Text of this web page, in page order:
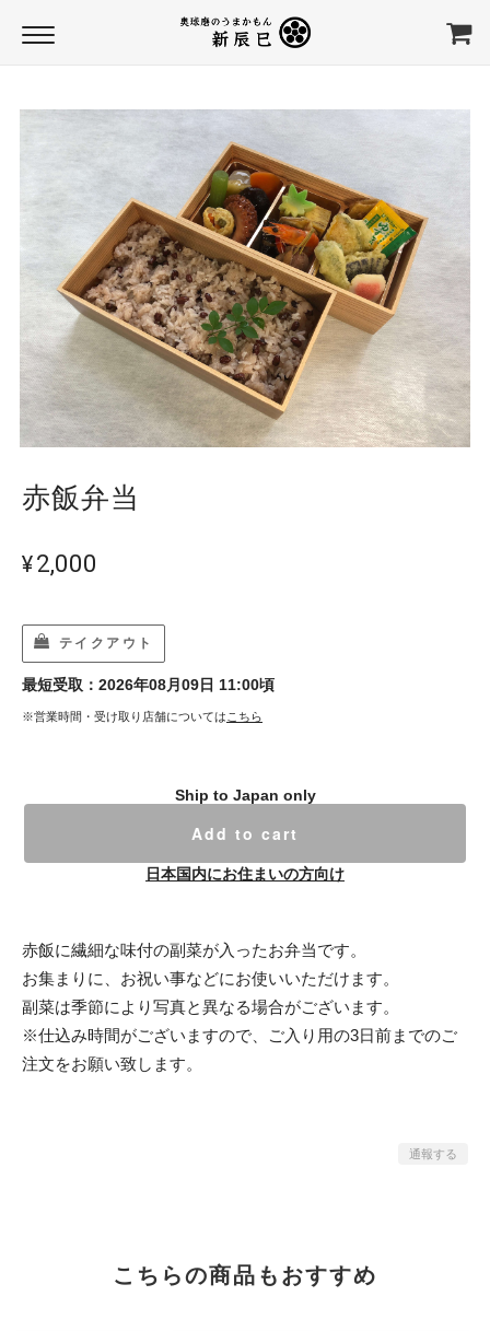
赤飯弁当
¥2,000
テイクアウト
最短受取：2026年08月09日 11:00頃
※営業時間・受け取り店舗については こちら
Ship to Japan only
Add to cart
日本国内にお住まいの方向け
赤飯に繊細な味付の副菜が入ったお弁当です。
お集まりに、お祝い事などにお使いいただけます。
副菜は季節により写真と異なる場合がございます。
※仕込み時間がございますので、ご入り用の3日前までのご
注文をお願い致します。
通報する
こちらの商品もおすすめ